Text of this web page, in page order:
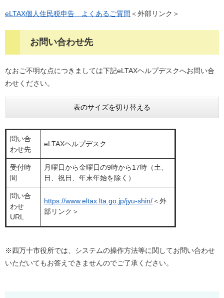
eLTAX個人住民税申告 よくあるご質問 ＜外部リンク＞
お問い合わせ先
なおご不明な点につきましては下記eLTAXヘルプデスクへお問い合
わせください。
表のサイズを切り替える
問い合
わせ先
eLTAXヘルプデスク
受付時
間
月曜日から金曜日の9時から17時（土、
日、祝日、年末年始を除く）
問い合
わせ
URL
https://www.eltax.lta.go.jp/jyu-shin/＜外
部リンク＞
※四万十市役所では、システムの操作方法等に関してお問い合わせ
いただいてもお答えできませんのでご了承ください。